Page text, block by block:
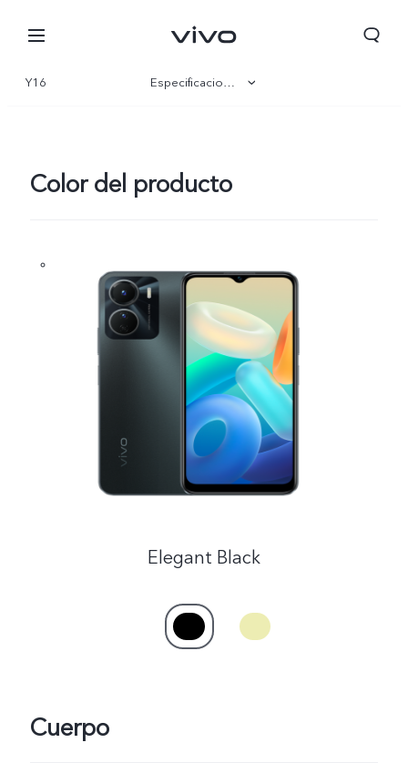
España | Seleccione país/región
Y16 Especificaciones
Color del producto
Elegant Black
Cuerpo